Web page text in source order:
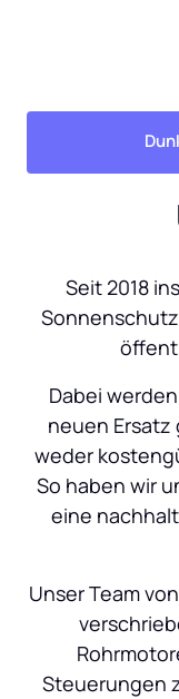
Seit 2018
neuen
weder
So haben wir
eine
Unser Team
Steuerungen